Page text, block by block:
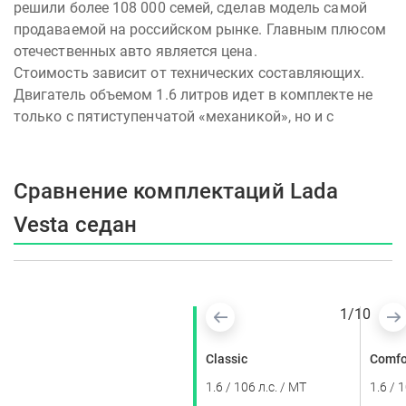
решили более 108 000 семей, сделав модель самой
продаваемой на российском рынке. Главным плюсом
отечественных авто является цена.
Стоимость зависит от технических составляющих.
Двигатель объемом 1.6 литров идет в комплекте не
только с пятиступенчатой «механикой», но и с
сложить задний ряд сидений. Технические
характеристики модели порадуют отечественных
водителей – во всех комплектациях авто
предусмотрены теплые опции, кузов оцинкован, а
Сравнение комплектаций Lada
Vesta седан
Classic
1.6 / 106 л.с. / MT
1.6 /
1/10